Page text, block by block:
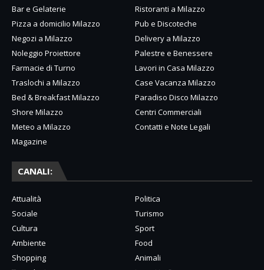
Bar e Gelaterie
Ristoranti a Milazzo
Pizza a domicilio Milazzo
Pub e Discoteche
Negozi a Milazzo
Delivery a Milazzo
Noleggio Proiettore
Palestre e Benessere
Farmacie di Turno
Lavori in Casa Milazzo
Traslochi a Milazzo
Case Vacanza Milazzo
Bed & Breakfast Milazzo
Paradiso Disco Milazzo
Shore Milazzo
Centri Commerciali
Meteo a Milazzo
Contatti e Note Legali
Magazine
CANALI:
Attualità
Politica
Sociale
Turismo
Cultura
Sport
Ambiente
Food
Shopping
Animali